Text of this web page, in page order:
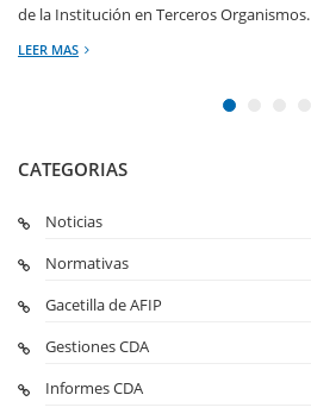
de la Institución en Terceros Organismos.
LEER MAS
CATEGORIAS
Noticias
Normativas
Gacetilla de AFIP
Gestiones CDA
Informes CDA